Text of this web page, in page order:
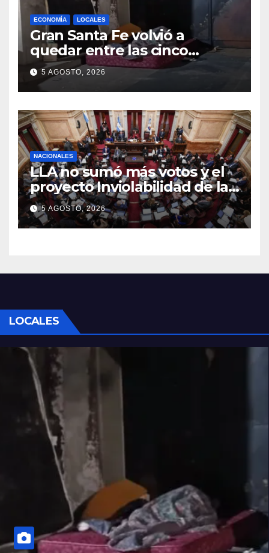
ECONOMÍA LOCALES
Gran Santa Fe volvió a
quedar entre las cinco
regiones con más pobreza
del país
5 AGOSTO, 2026
NACIONALES
LLA no sumó más votos y el
proyecto Inviolabilidad de la
Propiedad Privada corre
riesgo de caerse en el
Senado
5 AGOSTO, 2026
LOCALES